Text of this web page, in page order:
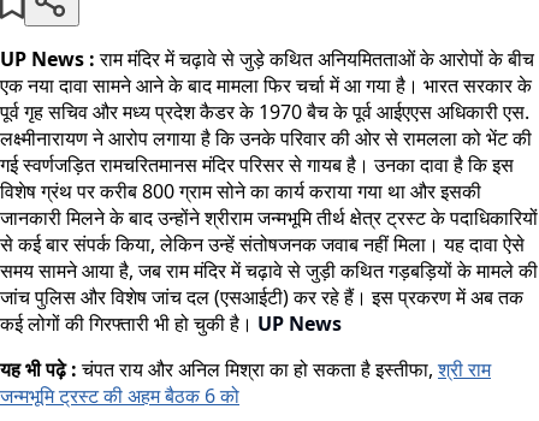
UP News :राम मंदिर में चढ़ावे से जुड़े कथित अनियमितताओं के आरोपों के बीच
एक नया दावा सामने आने के बाद मामला फिर चर्चा में आ गया है। भारत सरकार के
पूर्व गृह सचिव और मध्य प्रदेश कैडर के 1970 बैच के पूर्व आईएएस अधिकारी एस.
लक्ष्मीनारायण ने आरोप लगाया है कि उनके परिवार की ओर से रामलला को भेंट की
गई स्वर्णजड़ित रामचरितमानस मंदिर परिसर से गायब है। उनका दावा है कि इस
विशेष ग्रंथ पर करीब 800 ग्राम सोने का कार्य कराया गया था और इसकी
जानकारी मिलने के बाद उन्होंने श्रीराम जन्मभूमि तीर्थ क्षेत्र ट्रस्ट के पदाधिकारियों
से कई बार संपर्क किया, लेकिन उन्हें संतोषजनक जवाब नहीं मिला। यह दावा ऐसे
समय सामने आया है, जब राम मंदिर में चढ़ावे से जुड़ी कथित गड़बड़ियों के मामले की
जांच पुलिस और विशेष जांच दल (एसआईटी) कर रहे हैं। इस प्रकरण में अब तक
कई लोगों की गिरफ्तारी भी हो चुकी है। UP News
यह भी पढ़े :चंपत राय और अनिल मिश्रा का हो सकता है इस्तीफा,श्री राम
जन्मभूमि ट्रस्ट की अहम बैठक 6 को